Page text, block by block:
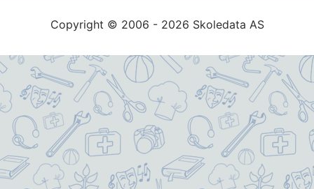
Copyright © 2006 - 2026 Skoledata AS